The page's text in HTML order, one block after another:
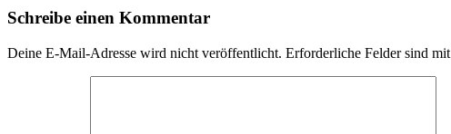
Schreibe einen Kommentar
Deine E-Mail-Adresse wird nicht veröffentlicht. Erforderliche Felder sind mit